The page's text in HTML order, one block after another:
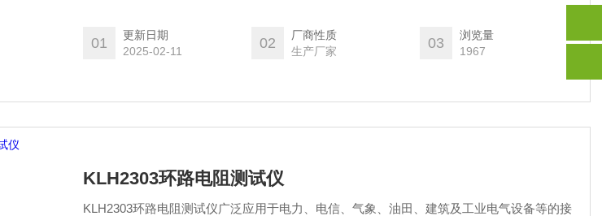
01
更新日期
2025-02-11
02
厂商性质
生产厂家
03
浏览量
1967
KLH2303环路电阻测试仪
KLH2303环路电阻测试仪广泛应用于电力、电信、气象、油田、建筑及工业电气设备等的接